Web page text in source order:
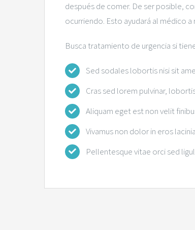
después de comer. De ser posible,
ocurriendo. Esto ayudará al médico
Busca tratamiento de urgencia si
Sed sodales lobortis nisi sit
Cras sed lorem pulvinar,
Aliquam eget est non velit
Vivamus non dolor in eros lacinia
Pellentesque vitae orci sed